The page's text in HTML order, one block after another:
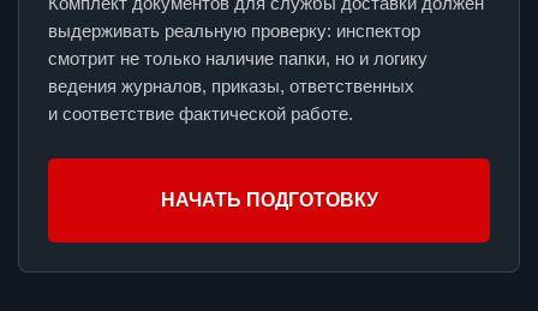
выдерживать реальную проверку: инспектор
смотрит не только наличие папки, но и логику
ведения журналов, приказы, ответственных
и соответствие фактической работе.
НАЧАТЬ ПОДГОТОВКУ